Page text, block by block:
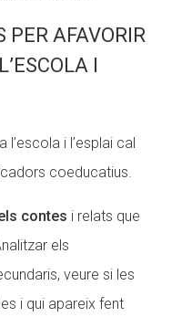
PER AFAVORIR
I
i l’esplai cal
coeducatius.
contes i relats que
els
veure si les
i qui apareix fent